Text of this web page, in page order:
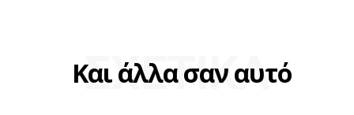
Και άλλα σαν αυτό
ΣΧΕΤΙΚΑ